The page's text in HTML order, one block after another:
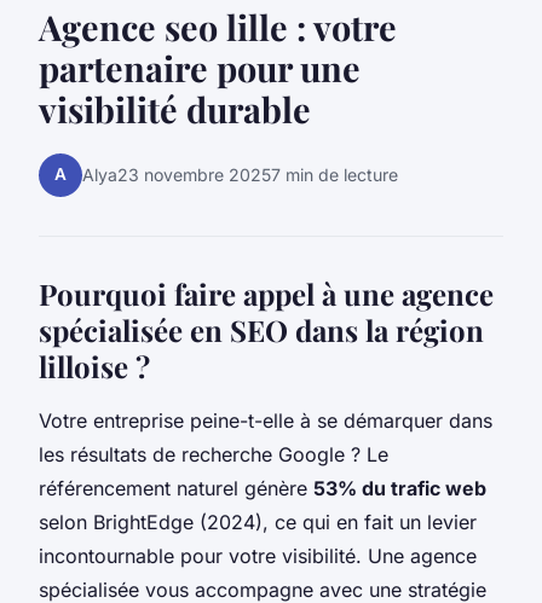
Agence seo lille : votre
partenaire pour une
visibilité durable
A Alya23 novembre 20257 min de lecture
Pourquoi faire appel à une agence
spécialisée en SEO dans la région
lilloise ?
Votre entreprise peine-t-elle à se démarquer dans
les résultats de recherche Google ? Le
référencement naturel génère 53% du trafic web
selon BrightEdge (2024), ce qui en fait un levier
incontournable pour votre visibilité. Une agence
spécialisée vous accompagne avec une stratégie